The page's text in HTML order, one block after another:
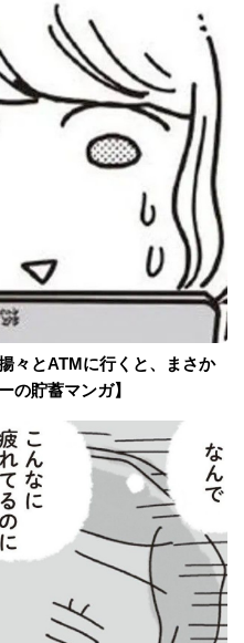
々とATMに行くと、まさか
の貯蓄マンガ】